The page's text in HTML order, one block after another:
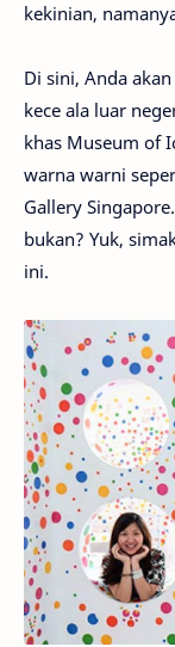
kekinian,
Di sini, Anda
kece ala luar
khas Museum of
warna warni
Gallery
bukan? Yuk,
ini.